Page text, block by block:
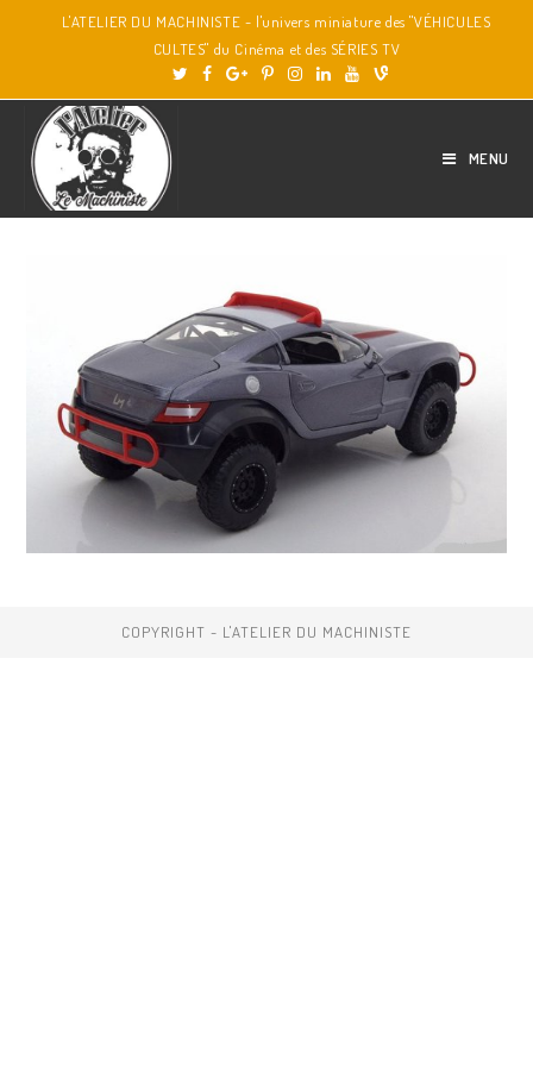
L'ATELIER DU MACHINISTE - l'univers miniature des "VÉHICULES
CULTES" du Cinéma et des SÉRIES TV
MENU
COPYRIGHT - L'ATELIER DU MACHINISTE